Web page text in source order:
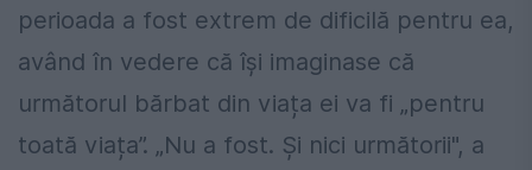
perioada a fost extrem de dificilă pentru ea,
având în vedere că își imaginase că
următorul bărbat din viața ei va fi „pentru
toată viața”. „Nu a fost. Și nici următorii", a